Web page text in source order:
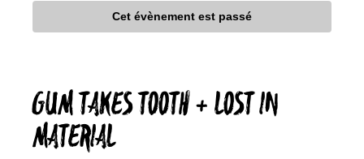
Cet évènement est passé
GUM TAKES TOOTH + LOST IN
MATERIAL